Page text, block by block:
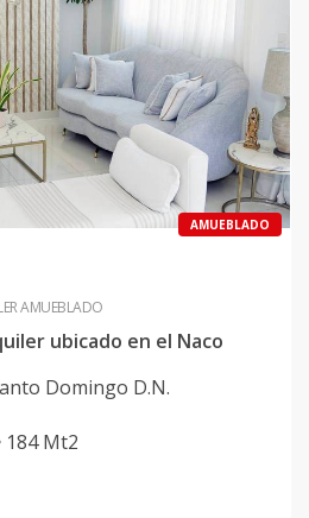
AMUEBLADO
AMUEBLADO
ubicado en el Naco
Domingo D.N.
184 Mt2